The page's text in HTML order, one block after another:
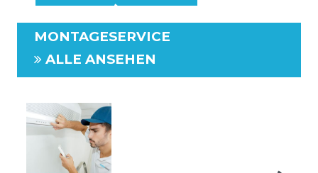
MONTAGESERVICE
ALLE ANSEHEN